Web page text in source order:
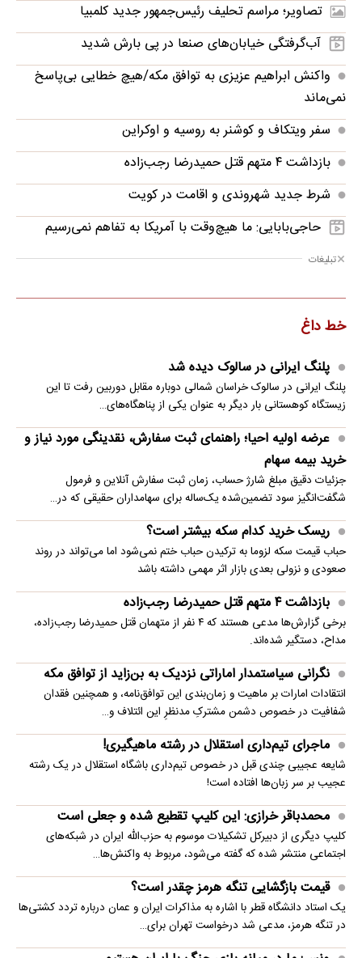
تصاویر؛ مراسم تحلیف رئیس‌جمهور جدید کلمبیا
آب‌گرفتگی خیابان‌های صنعا در پی بارش شدید
واکنش ابراهیم عزیزی به توافق مکه/هیچ خطایی بی‌پاسخ
نمی‌ماند
سفر ویتکاف و کوشنر به روسیه و اوکراین
بازداشت ۴ متهم قتل حمیدرضا رجب‌زاده
شرط جدید شهروندی و اقامت در کویت
حاجی‌بابایی: ما هیچ‌وقت با آمریکا به تفاهم نمی‌رسیم
تبلیغات
خط داغ
پلنگ ایرانی در سالوک دیده شد
پلنگ ایرانی در سالوک خراسان شمالی دوباره مقابل دوربین رفت تا این
زیستگاه کوهستانی بار دیگر به عنوان یکی از پناهگاه‌های…
عرضه اولیه احیا؛ راهنمای ثبت سفارش، نقدینگی مورد نیاز و
خرید بیمه سهام
جزئیات دقیق مبلغ شارژ حساب، زمان ثبت سفارش آنلاین و فرمول
شگفت‌انگیز سود تضمین‌شده یک‌ساله برای سهامداران حقیقی که در…
ریسک خرید کدام سکه بیشتر است؟
حباب قیمت سکه لزوما به ترکیدن حباب ختم نمی‌شود اما می‌تواند در روند
صعودی و نزولی بعدی بازار اثر مهمی داشته باشد
بازداشت ۴ متهم قتل حمیدرضا رجب‌زاده
برخی گزارش‌ها مدعی هستند که ۴ نفر از متهمان قتل حمیدرضا رجب‌زاده،
مداح، دستگیر شده‌اند.
نگرانی سیاستمدار اماراتی نزدیک به بن‌زاید از توافق مکه
انتقادات امارات بر ماهیت و زمان‌بندی این توافق‌نامه، و همچنین فقدان
شفافیت در خصوص دشمن مشترکِ مدنظرِ این ائتلاف و…
ماجرای تیم‌داری استقلال در رشته ماهیگیری!
شایعه عجیبی چندی قبل در خصوص تیم‌داری باشگاه استقلال در یک رشته
عجیب بر سر زبان‌ها افتاده است!
محمدباقر خرازی: این کلیپ تقطیع شده و جعلی است
کلیپ دیگری از دبیرکل تشکیلات موسوم به حزب‌الله ایران در شبکه‌های
اجتماعی منتشر شده که گفته می‌شود، مربوط به واکنش‌ها…
قیمت بازگشایی تنگه هرمز چقدر است؟
یک استاد دانشگاه قطر با اشاره به مذاکرات ایران و عمان درباره تردد کشتی‌ها
در تنگه هرمز، مدعی شد درخواست تهران برای…